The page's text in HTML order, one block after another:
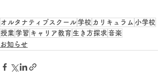
オルタナティブスクール 学校 カリキュラム 小学校
授業 学習 キャリア教育 生き方探求 音楽
お知らせ